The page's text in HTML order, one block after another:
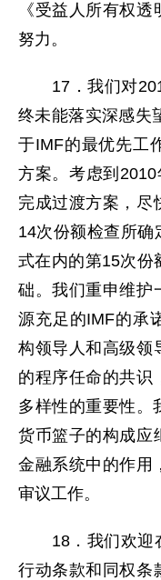
《受益人所有权
努力。
17．我们对
终未能落实深感失
于IMF的最优先工
方案。考虑到
完成过渡方案，尽
14次份额检查所确
式在内的第15次份
础。我们重申维护
源充足的IMF的承
构领导人和高级领
的程序任命的共识
多样性的重要性。
货币篮子的构成应
金融系统中的作用
审议工作。
18．我们欢迎
行动条款和同权条